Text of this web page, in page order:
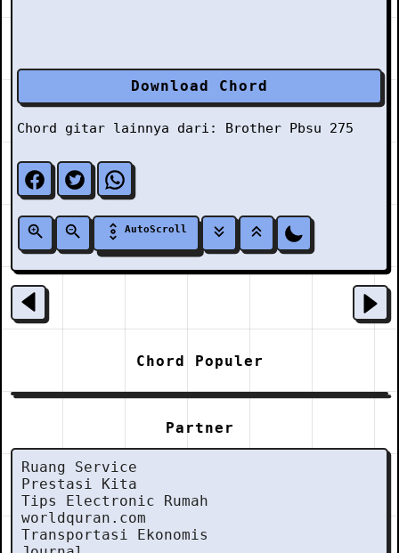
Download Chord
Chord gitar lainnya dari: Brother Pbsu 275
AutoScroll
Chord Populer
Partner
Ruang Service
Prestasi Kita
Tips Electronic Rumah
worldquran.com
Transportasi Ekonomis